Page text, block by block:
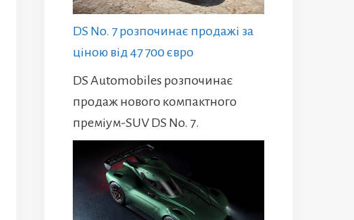
DS No. 7 розпочинає продажі за
ціною від 47 700 євро
DS Automobiles розпочинає
продаж нового компактного
преміум-SUV DS No. 7.